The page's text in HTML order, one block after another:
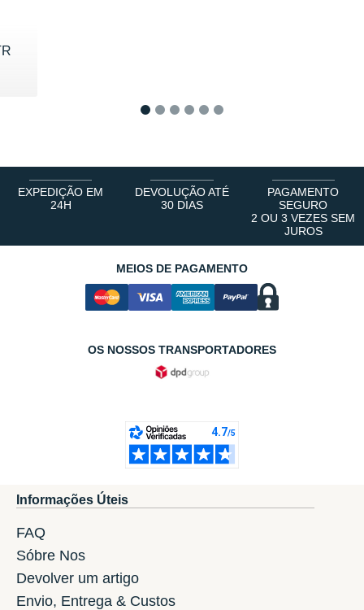
EXPEDIÇÃO EM
24H
DEVOLUÇÃO ATÉ
30 DIAS
PAGAMENTO
SEGURO
2 OU 3 VEZES SEM
JUROS
MEIOS DE PAGAMENTO
OS NOSSOS TRANSPORTADORES
Informações Úteis
FAQ
Sóbre Nos
Devolver um artigo
Envio, Entrega & Custos